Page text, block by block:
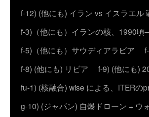
f-12) (他にも) イラン vs イスラエ
f-3)（他にも）イランの核、1990
f-5)（他にも）サウディアラビア
f-8) (他にも) リビア
f-9) (他にも)
fu-1) (核融合) wise による、ITERの
g-10) (ジャパン) 自爆ドローン +